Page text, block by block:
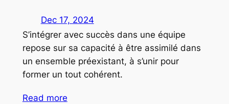
Dec 17, 2024
S’intégrer avec succès dans une équipe
repose sur sa capacité à être assimilé dans
un ensemble préexistant, à s’unir pour
former un tout cohérent.
Read more